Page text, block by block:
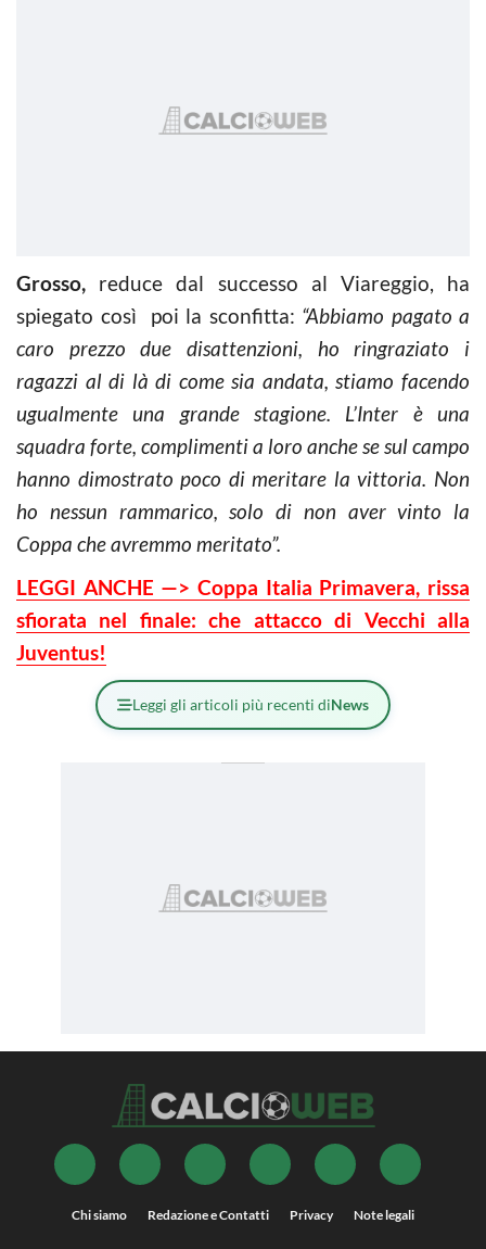
Grosso, reduce dal successo al Viareggio, ha
spiegato così poi la sconfitta: “Abbiamo pagato a
caro prezzo due disattenzioni, ho ringraziato i
ragazzi al di là di come sia andata, stiamo facendo
ugualmente una grande stagione. L’Inter è una
squadra forte, complimenti a loro anche se sul campo
hanno dimostrato poco di meritare la vittoria. Non
ho nessun rammarico, solo di non aver vinto la
Coppa che avremmo meritato”.
LEGGI ANCHE —> Coppa Italia Primavera, rissa
sfiorata nel finale: che attacco di Vecchi alla
Juventus!
Leggi gli articoli più recenti diNews
Chi siamo Redazione e Contatti Privacy Note legali